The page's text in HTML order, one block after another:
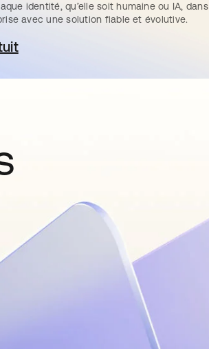
identité, qu’elle soit humaine ou IA, dans
avec une solution fiable et évolutive.
dans un nouvel onglet